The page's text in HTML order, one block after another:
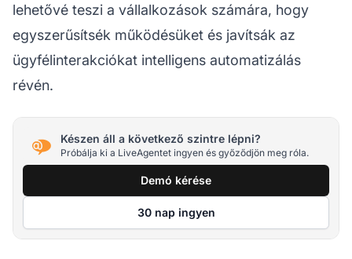
lehetővé teszi a vállalkozások számára, hogy
egyszerűsítsék működésüket és javítsák az
ügyfélinterakciókat intelligens automatizálás
révén.
Készen áll a következő szintre lépni?
Próbálja ki a LiveAgentet ingyen és győződjön meg róla.
Demó kérése
30 nap ingyen